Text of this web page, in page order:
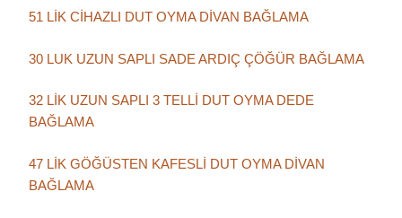
51 LİK CİHAZLI DUT OYMA DİVAN BAĞLAMA
30 LUK UZUN SAPLI SADE ARDIÇ ÇÖĞÜR BAĞLAMA
32 LİK UZUN SAPLI 3 TELLİ DUT OYMA DEDE
BAĞLAMA
47 LİK GÖĞÜSTEN KAFESLİ DUT OYMA DİVAN
BAĞLAMA